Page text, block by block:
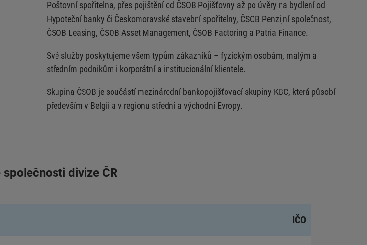
Poštovní spořitelna, přes pojištění od ČSOB Pojišťovny až po úvěry na bydlení od
Hypoteční banky či Českomoravské stavební spořitelny, ČSOB Penzijní společnost,
ČSOB Leasing, ČSOB Asset Management, ČSOB Factoring a Patria Finance.
Své služby poskytujeme všem typům zákazníků – fyzickým osobám, malým a
středním podnikům i korporátní a institucionální klientele.
Skupina ČSOB je součástí mezinárodní bankopojišťovací skupiny KBC, která působí
především v Belgii a v regionu střední a východní Evropy.
společnosti divize ČR
IČO